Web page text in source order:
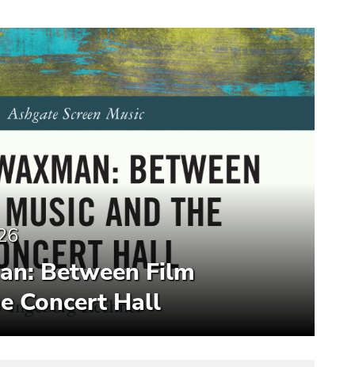
Between Film
Concert Hall